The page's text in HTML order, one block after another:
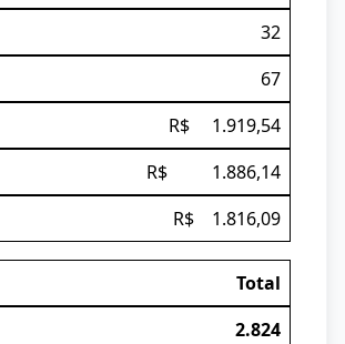
32
67
R$ 1.919,54
R$ 1.886,14
R$ 1.816,09
Total
2.824